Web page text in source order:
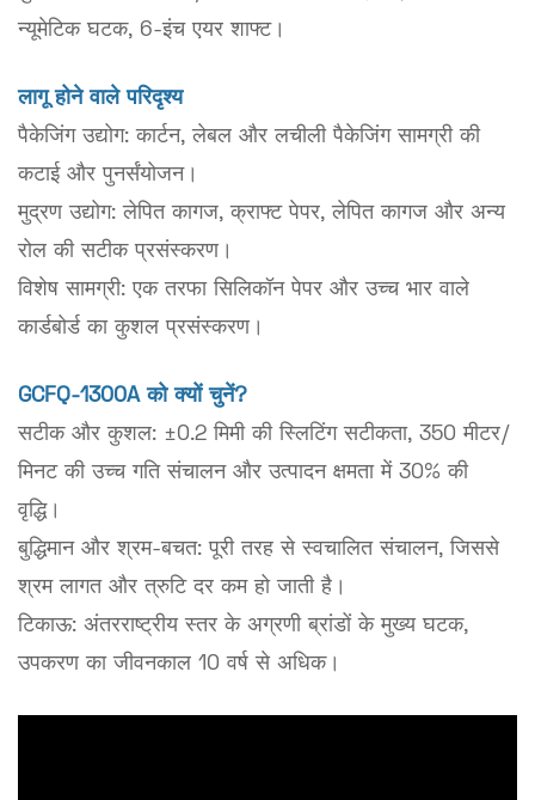
न्यूमेटिक घटक, 6-इंच एयर शाफ्ट।
लागू होने वाले परिदृश्य
पैकेजिंग उद्योग: कार्टन, लेबल और लचीली पैकेजिंग सामग्री की
कटाई और पुनर्संयोजन।
मुद्रण उद्योग: लेपित कागज, क्राफ्ट पेपर, लेपित कागज और अन्य
रोल की सटीक प्रसंस्करण।
विशेष सामग्री: एक तरफा सिलिकॉन पेपर और उच्च भार वाले
कार्डबोर्ड का कुशल प्रसंस्करण।
GCFQ-1300A को क्यों चुनें?
सटीक और कुशल: ±0.2 मिमी की स्लिटिंग सटीकता, 350 मीटर/
मिनट की उच्च गति संचालन और उत्पादन क्षमता में 30% की
वृद्धि।
बुद्धिमान और श्रम-बचत: पूरी तरह से स्वचालित संचालन, जिससे
श्रम लागत और त्रुटि दर कम हो जाती है।
टिकाऊ: अंतरराष्ट्रीय स्तर के अग्रणी ब्रांडों के मुख्य घटक,
उपकरण का जीवनकाल 10 वर्ष से अधिक।